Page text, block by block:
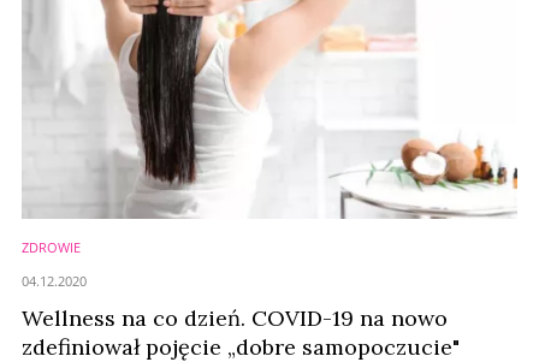
ZDROWIE
Wellness na co dzień. COVID-19 na nowo
zdefiniował pojęcie „dobre samopoczucie"
04.12.2020